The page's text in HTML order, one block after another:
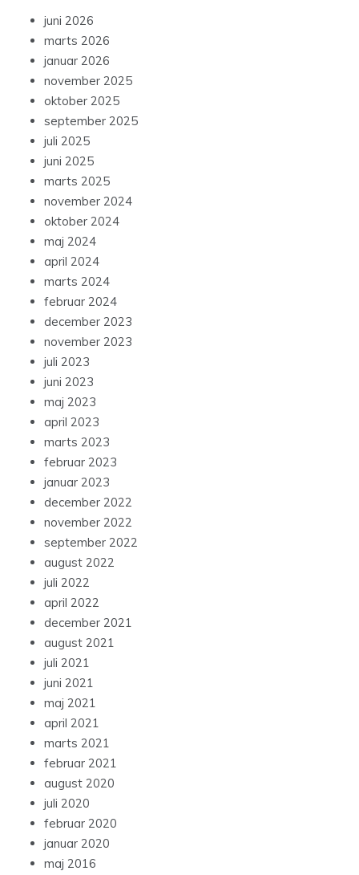
juni 2026
marts 2026
januar 2026
november 2025
oktober 2025
september 2025
juli 2025
juni 2025
marts 2025
november 2024
oktober 2024
maj 2024
april 2024
marts 2024
februar 2024
december 2023
november 2023
juli 2023
juni 2023
maj 2023
april 2023
marts 2023
februar 2023
januar 2023
december 2022
november 2022
september 2022
august 2022
juli 2022
april 2022
december 2021
august 2021
juli 2021
juni 2021
maj 2021
april 2021
marts 2021
februar 2021
august 2020
juli 2020
februar 2020
januar 2020
maj 2016